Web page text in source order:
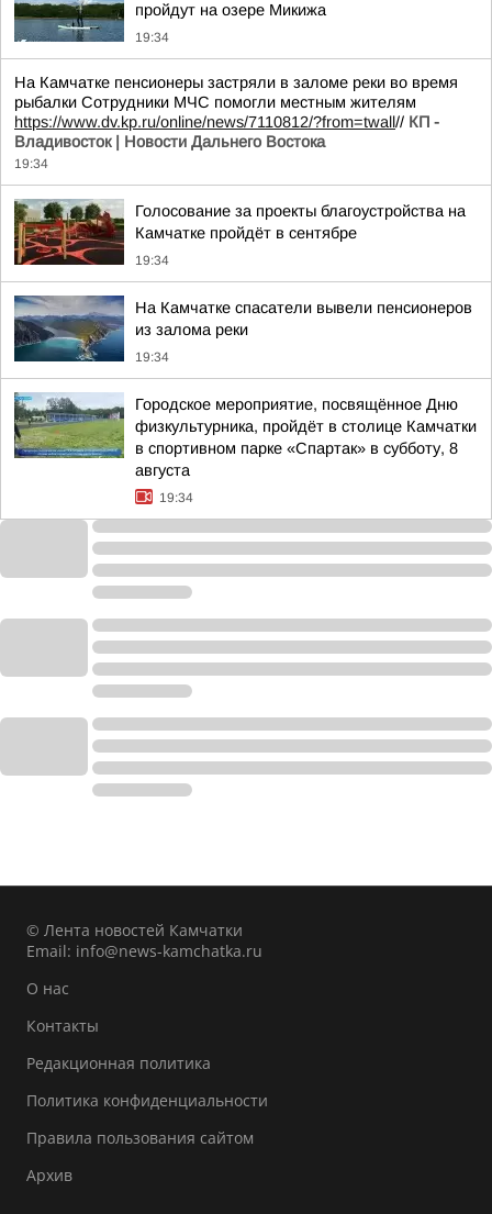
пройдут на озере Микижа
19:34
На Камчатке пенсионеры застряли в заломе реки во время
рыбалки Сотрудники МЧС помогли местным жителям
https://www.dv.kp.ru/online/news/7110812/?from=twall// КП -
Владивосток | Новости Дальнего Востока
19:34
Голосование за проекты благоустройства на
Камчатке пройдёт в сентябре
19:34
На Камчатке спасатели вывели пенсионеров
из залома реки
19:34
Городское мероприятие, посвящённое Дню
физкультурника, пройдёт в столице Камчатки
в спортивном парке «Спартак» в субботу, 8
августа
19:34
© Лента новостей Камчатки
Email: info@news-kamchatka.ru
О нас
Контакты
Редакционная политика
Политика конфиденциальности
Правила пользования сайтом
Архив